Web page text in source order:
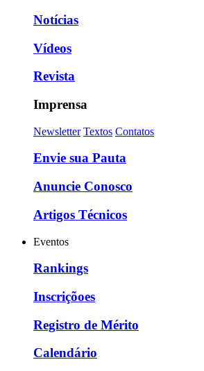
Notícias
Vídeos
Revista
Imprensa
Newsletter Textos Contatos
Envie sua Pauta
Anuncie Conosco
Artigos Técnicos
Eventos
Rankings
Inscriçõoes
Registro de Mérito
Calendário